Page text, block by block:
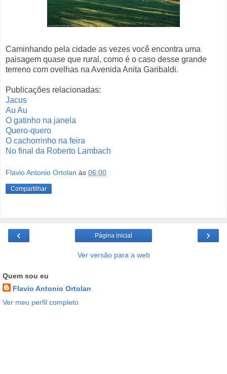
Caminhando pela cidade as vezes você encontra uma
paisagem quase que rural, como é o caso desse grande
terreno com ovelhas na Avenida Anita Garibaldi.
Publicações relacionadas:
Jacus
Au Au
O gatinho na janela
Quero-quero
O cachorrinho na feira
No final da Roberto Lambach
Flavio Antonio Ortolan às 06:00
Compartilhar
‹ ›
Página inicial
Ver versão para a web
Quem sou eu
Flavio Antonio Ortolan
Ver meu perfil completo